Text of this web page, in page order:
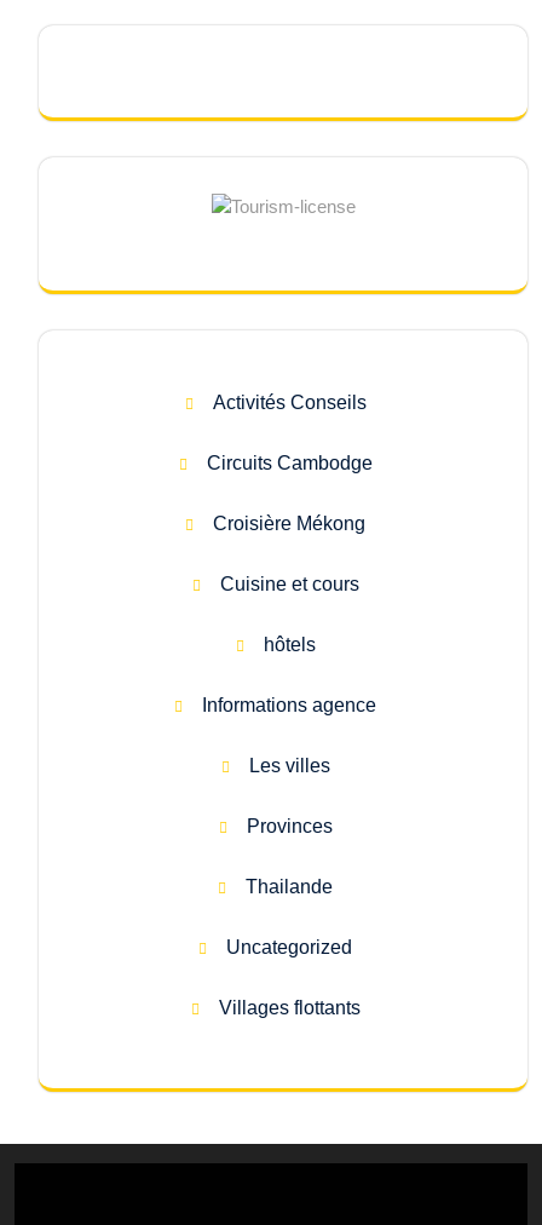
Activités Conseils
Circuits Cambodge
Croisière Mékong
Cuisine et cours
hôtels
Informations agence
Les villes
Provinces
Thailande
Uncategorized
Villages flottants